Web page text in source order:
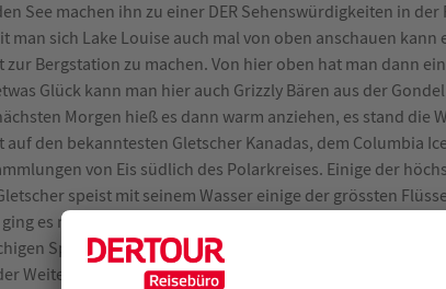
See machen ihn zu einer DER Sehenswürdigkeiten in der
man sich Lake Louise auch mal von oben anschauen
zur Bergstation zu machen. Von hier oben hat man dann
Glück kann man hier auch Grizzly Bären aus der
Morgen hieß es dann warm anziehen, es stand
auf den bekanntesten Gletscher Kanadas, dem Columbia
von Eis südlich des Polarkreises. Einige der
speist mit seinem Wasser einige der grössten
es mit dem Ice Explorer auch direkt auf den
Spaziergang auf meterdickem Eis machen und auch
Weiterfahrt nach Jasper bietet sich noch die Gelegenheit